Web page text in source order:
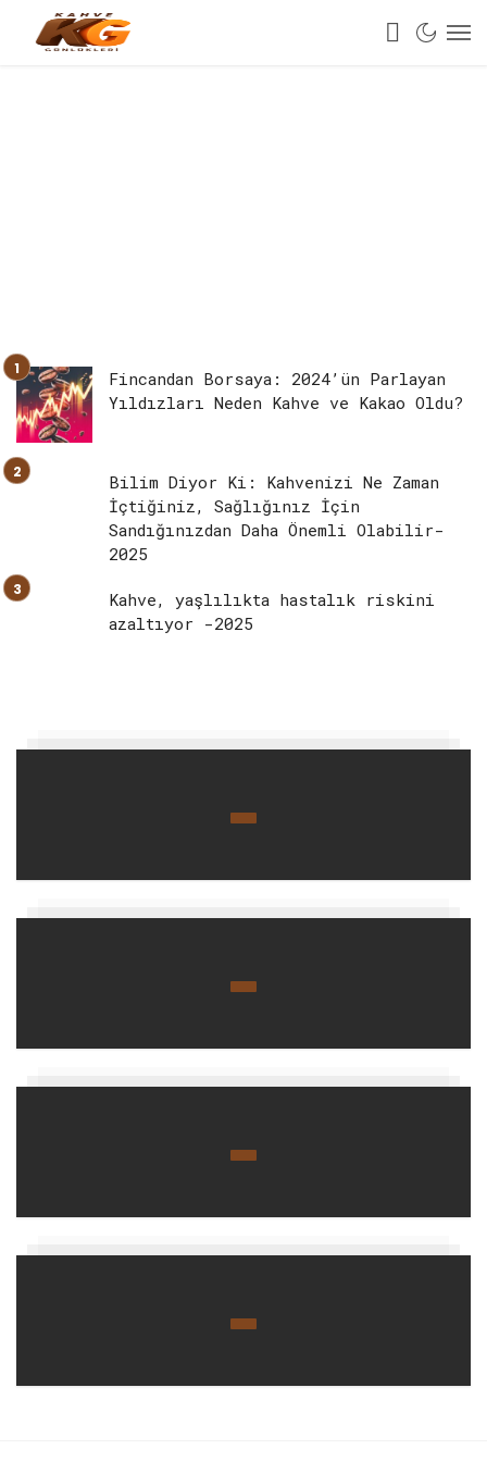
Fincandan Borsaya: 2024’ün Parlayan
Yıldızları Neden Kahve ve Kakao Oldu?
Bilim Diyor Ki: Kahvenizi Ne Zaman
İçtiğiniz, Sağlığınız İçin
Sandığınızdan Daha Önemli Olabilir-
2025
Kahve, yaşlılıkta hastalık riskini
azaltıyor -2025